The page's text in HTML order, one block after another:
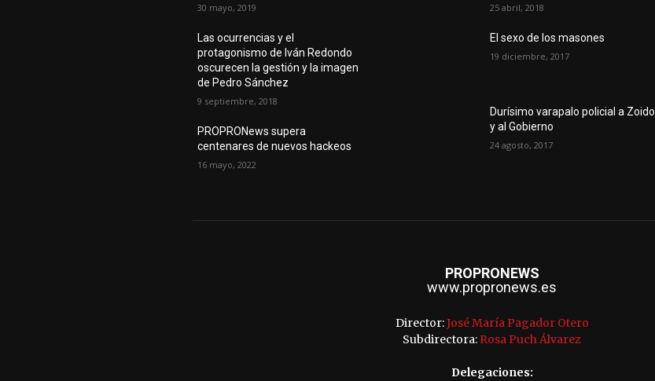
30 mayo, 2019
Las ocurrencias y el
protagonismo de Iván Redondo
oscurecen la gestión y la imagen
de Pedro Sánchez
9 septiembre, 2018
PROPRONews supera
centenares de nuevos hackeos
16 mayo, 2022
25 abril, 2018
El sexo de los masones
19 diciembre, 2017
Durísimo varapalo policial a Zoido
y al Gobierno
24 agosto, 2017
PROPRONEWS
www.propronews.es
Director:José María Pagador Otero
Subdirectora: Rosa Puch Álvarez
Delegaciones: